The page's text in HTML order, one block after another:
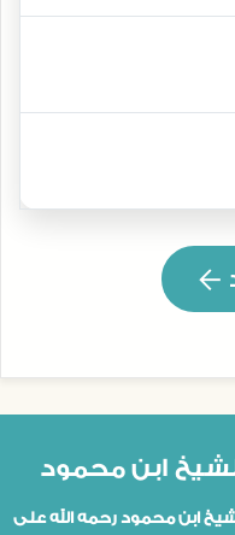
ابن محمود
ابن محمود رحمه الله على